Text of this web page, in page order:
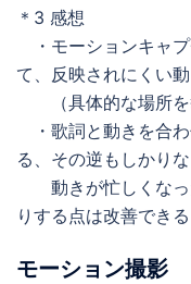
＊3 感想
・モーションキャ
て、反映されにくい
（具体的な場所を
・歌詞と動きを合
る、その逆もしかり
動きが忙しくなっ
りする点は改善できる
モーション撮影